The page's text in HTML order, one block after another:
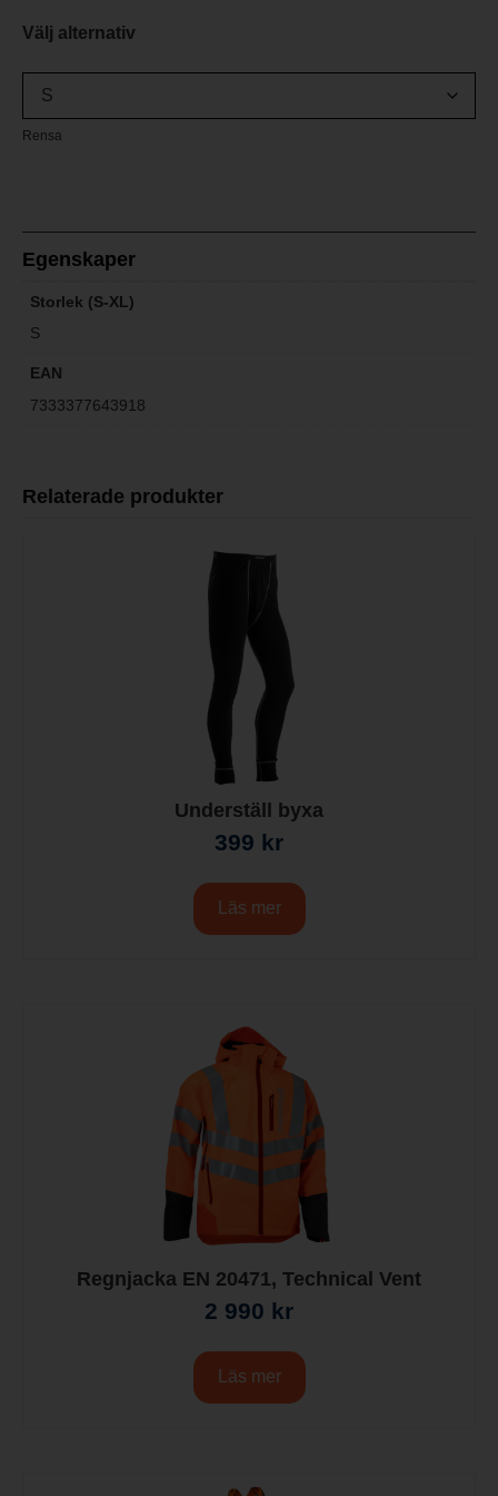
Välj alternativ
Rensa
Egenskaper
Storlek (S-XL)
S
EAN
7333377643918
Relaterade produkter
Underställ byxa
399 kr
Läs mer
Regnjacka EN 20471, Technical Vent
2 990 kr
Läs mer